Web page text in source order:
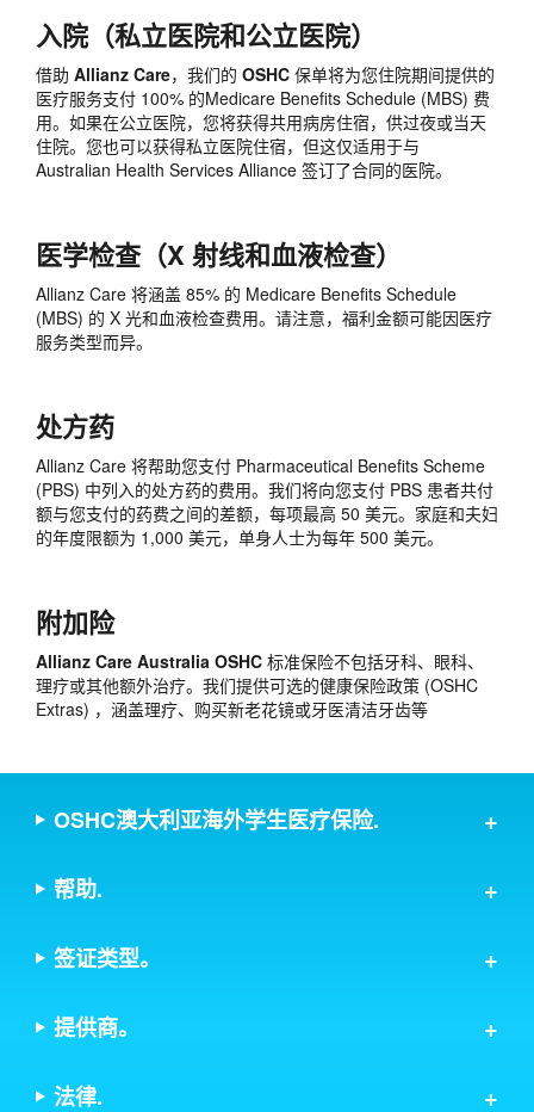
入院（私立医院和公立医院）
借助 Allianz Care，我们的 OSHC 保单将为您住院期间提供的
医疗服务支付 100% 的Medicare Benefits Schedule (MBS) 费
用。如果在公立医院，您将获得共用病房住宿，供过夜或当天
住院。您也可以获得私立医院住宿，但这仅适用于与
Australian Health Services Alliance 签订了合同的医院。
医学检查（X 射线和血液检查）
Allianz Care 将涵盖 85% 的 Medicare Benefits Schedule
(MBS) 的 X 光和血液检查费用。请注意，福利金额可能因医疗
服务类型而异。
处方药
Allianz Care 将帮助您支付 Pharmaceutical Benefits Scheme
(PBS) 中列入的处方药的费用。我们将向您支付 PBS 患者共付
额与您支付的药费之间的差额，每项最高 50 美元。家庭和夫妇
的年度限额为 1,000 美元，单身人士为每年 500 美元。
附加险
Allianz Care Australia OSHC 标准保险不包括牙科、眼科、
理疗或其他额外治疗。我们提供可选的健康保险政策 (OSHC
Extras) ，涵盖理疗、购买新老花镜或牙医清洁牙齿等
OSHC澳大利亚海外学生医疗保险.
帮助.
签证类型。
提供商。
法律.